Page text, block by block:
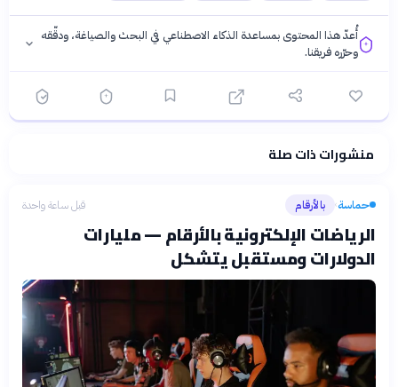
أُعدّ هذا المحتوى بمساعدة الذكاء الاصطناعي في البحث والصياغة، ودقّقه
وحرّره فريقنا.
فلسفتنا المعرفية· سياسة الذكاء الاصطناعيمنشورات ذات صلة
حماسة› بالأرقام قبل ساعة واحدة
الرياضات الإلكترونية بالأرقام — مليارات
الدولارات ومستقبل يتشكل